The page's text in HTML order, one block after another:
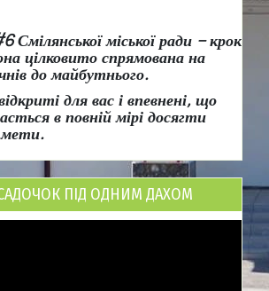
міської ради – крок
цілковито спрямована на
до майбутнього.
для вас і впевнені, що
в повній мірі досягти
мети.
САДОЧОК ПІД ОДНИМ ДАХОМ